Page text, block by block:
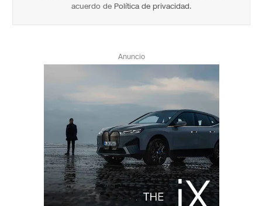
acuerdo de Política de privacidad.
Anuncio